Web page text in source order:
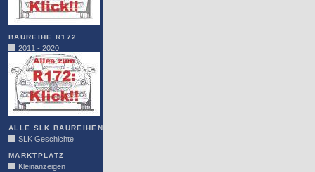
BAUREIHE R172
2011 - 2020
ALLE SLK BAUREIHEN
SLK Geschichte
MARKTPLATZ
Kleinanzeigen